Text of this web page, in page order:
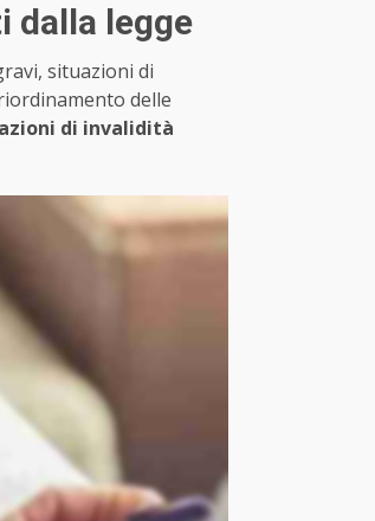
dalla legge
situazioni di
delle
di invalidità